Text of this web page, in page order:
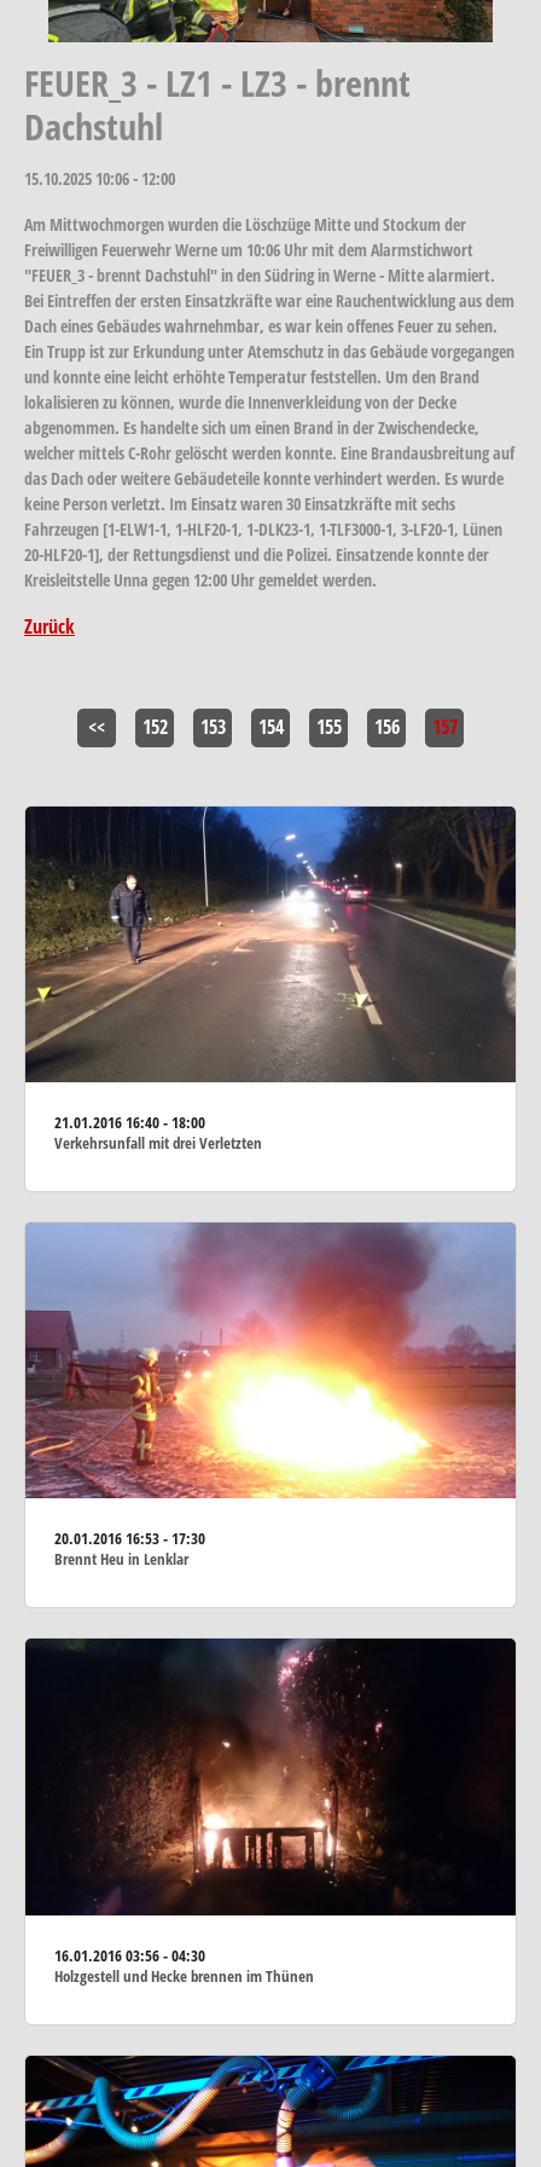
FEUER_3 - LZ1 - LZ3 - brennt
Dachstuhl
15.10.2025 10:06 - 12:00
Am Mittwochmorgen wurden die Löschzüge Mitte und Stockum der
Freiwilligen Feuerwehr Werne um 10:06 Uhr mit dem Alarmstichwort
"FEUER_3 - brennt Dachstuhl" in den Südring in Werne - Mitte alarmiert.
Bei Eintreffen der ersten Einsatzkräfte war eine Rauchentwicklung aus dem
Dach eines Gebäudes wahrnehmbar, es war kein offenes Feuer zu sehen.
Ein Trupp ist zur Erkundung unter Atemschutz in das Gebäude vorgegangen
und konnte eine leicht erhöhte Temperatur feststellen. Um den Brand
lokalisieren zu können, wurde die Innenverkleidung von der Decke
abgenommen. Es handelte sich um einen Brand in der Zwischendecke,
welcher mittels C-Rohr gelöscht werden konnte. Eine Brandausbreitung auf
das Dach oder weitere Gebäudeteile konnte verhindert werden. Es wurde
keine Person verletzt. Im Einsatz waren 30 Einsatzkräfte mit sechs
Fahrzeugen [1-ELW1-1, 1-HLF20-1, 1-DLK23-1, 1-TLF3000-1, 3-LF20-1, Lünen
20-HLF20-1], der Rettungsdienst und die Polizei. Einsatzende konnte der
Kreisleitstelle Unna gegen 12:00 Uhr gemeldet werden.
Zurück
<< 152 153 154 155 156 157
21.01.201616:40 - 18:00
Verkehrsunfall mit drei Verletzten
20.01.201616:53 - 17:30
Brennt Heu in Lenklar
16.01.201603:56 - 04:30
Holzgestell und Hecke brennen im Thünen